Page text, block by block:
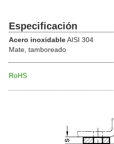
Especificación
Acero inoxidableAISI 304
Mate, tamboreado
RoHS